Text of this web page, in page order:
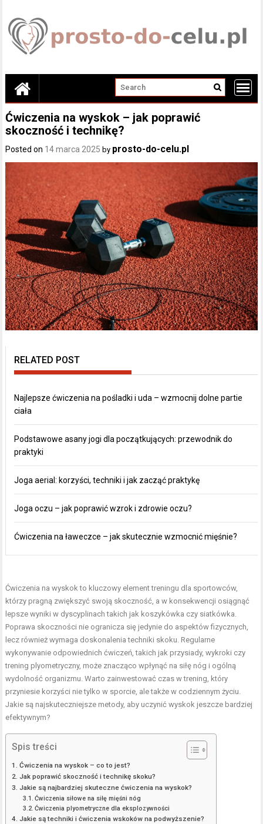
content
Ćwiczenia na wyskok – jak poprawić
skoczność i technikę?
Posted on 14 marca 2025 by prosto-do-celu.pl
RELATED POST
Najlepsze ćwiczenia na pośladki i uda – wzmocnij dolne partie
ciała
Podstawowe asany jogi dla początkujących: przewodnik do
praktyki
Joga aerial: korzyści, techniki i jak zacząć praktykę
Joga oczu – jak poprawić wzrok i zdrowie oczu?
Ćwiczenia na ławeczce – jak skutecznie wzmocnić mięśnie?
Ćwiczenia na wyskok to kluczowy element treningu dla sportowców,
którzy pragną zwiększyć swoją skoczność, a w konsekwencji osiągnąć
lepsze wyniki w dyscyplinach takich jak koszykówka czy siatkówka.
Poprawa skoczności nie ogranicza się jedynie do aspektów fizycznych,
lecz również wymaga doskonalenia techniki skoku. Regularne
wykonywanie odpowiednich ćwiczeń, takich jak przysiady, wykroki czy
trening plyometryczny, może znacząco wpłynąć na siłę nóg i ogólną
wydolność organizmu. Warto zainwestować czas w trening, który
przyniesie korzyści nie tylko w sporcie, ale także w codziennym życiu.
Jakie są najskuteczniejsze metody, aby uczynić wyskok jeszcze bardziej
efektywnym?
Spis treści
Ćwiczenia na wyskok – co to jest?
Jak poprawić skoczność i technikę skoku?
Jakie są najbardziej skuteczne ćwiczenia na wyskok?
Ćwiczenia siłowe na siłę mięśni nóg
Ćwiczenia plyometryczne dla eksplozywności
Jakie są techniki i ćwiczenia wskoków na podwyższenie?